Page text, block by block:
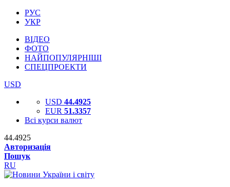
РУС
УКР
ВІДЕО
ФОТО
НАЙПОПУЛЯРНІШІ
СПЕЦПРОЕКТИ
USD
USD 44.4925
EUR 51.3357
Всі курси валют
44.4925
Авторизація
Пошук
RU